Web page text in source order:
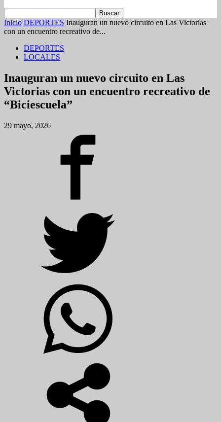
Inicio DEPORTES Inauguran un nuevo circuito en Las Victorias
con un encuentro recreativo de...
DEPORTES
LOCALES
Inauguran un nuevo circuito en Las
Victorias con un encuentro recreativo de
“Biciescuela”
29 mayo, 2026